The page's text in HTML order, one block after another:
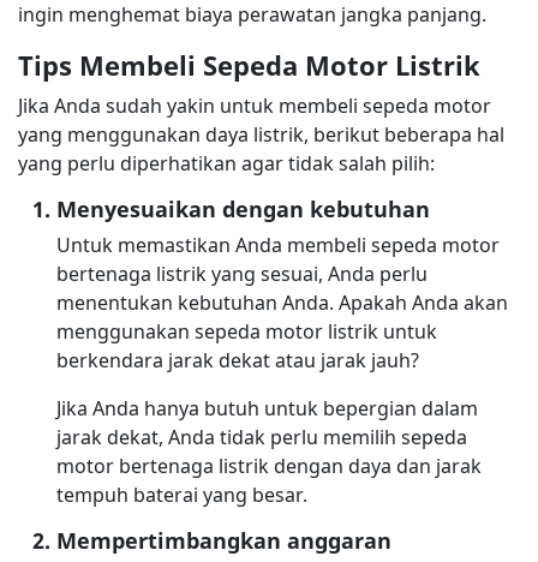
ingin menghemat biaya perawatan jangka panjang.
Tips Membeli Sepeda Motor Listrik
Jika Anda sudah yakin untuk membeli sepeda motor
yang menggunakan daya listrik, berikut beberapa hal
yang perlu diperhatikan agar tidak salah pilih:
Menyesuaikan dengan kebutuhan
Untuk memastikan Anda membeli sepeda motor
bertenaga listrik yang sesuai, Anda perlu
menentukan kebutuhan Anda. Apakah Anda akan
menggunakan sepeda motor listrik untuk
berkendara jarak dekat atau jarak jauh?
Jika Anda hanya butuh untuk bepergian dalam
jarak dekat, Anda tidak perlu memilih sepeda
motor bertenaga listrik dengan daya dan jarak
tempuh baterai yang besar.
Mempertimbangkan anggaran